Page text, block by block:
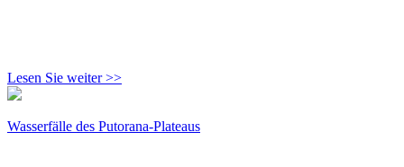
Lesen Sie weiter >>
Wasserfälle des Putorana-Plateaus